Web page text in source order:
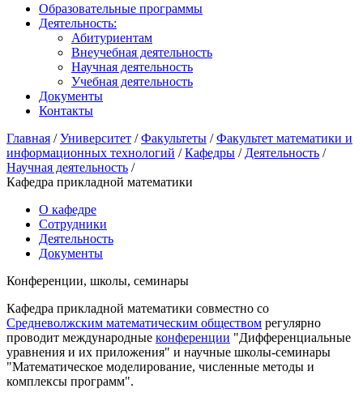
Образовательные программы
Деятельность:
Абитуриентам
Внеучебная деятельность
Научная деятельность
Учебная деятельность
Документы
Контакты
Главная /Университет /Факультеты /Факультет математики и
информационных технологий /Кафедры / Деятельность /
Научная деятельность /
Кафедра прикладной математики
О кафедре
Сотрудники
Деятельность
Документы
Конференции, школы, семинары
Кафедра прикладной математики совместно со
Средневолжским математическим обществом регулярно
проводит международные конференции "Дифференциальные
уравнения и их приложения" и научные школы-семинары
"Математическое моделирование, численные методы и
комплексы программ".